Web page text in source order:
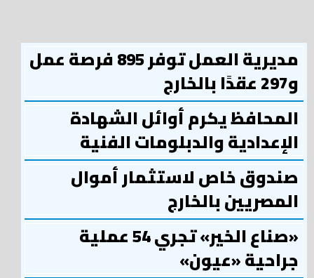
مديرية العمل توفر 895 فرصة عمل
و297 عقدًا بالخارج
المحافظ يكرم أوائل الشهادة
الإعدادية والدبلومات الفنية
صندوق خاص لاستثمار أموال
المصريين بالخارج
«صناع الخير» تجري 54 عملية
جراحية «عيون»